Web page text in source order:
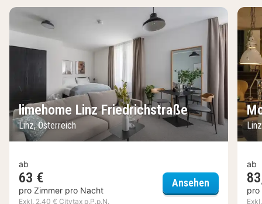
limehome Linz Friedrichstraße
Linz, Österreich
ab
63 €
pro Zimmer pro Nacht
Exkl. 2,40 € Citytax p.P.p.N.
Ansehen limehome
ab
pro